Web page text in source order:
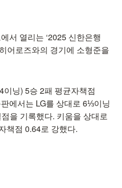
서 열리는 ‘2025 신한은행
어로즈와의 경기에 소형준을
닝) 5승 2패 평균자책점
에서는 LG를 상대로 6⅓이닝
을 기록했다. 키움을 상대로
책점 0.64로 강했다.